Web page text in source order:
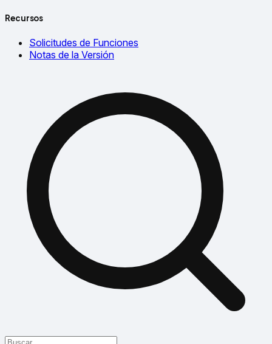
Recursos
Solicitudes de Funciones
Notas de la Versión